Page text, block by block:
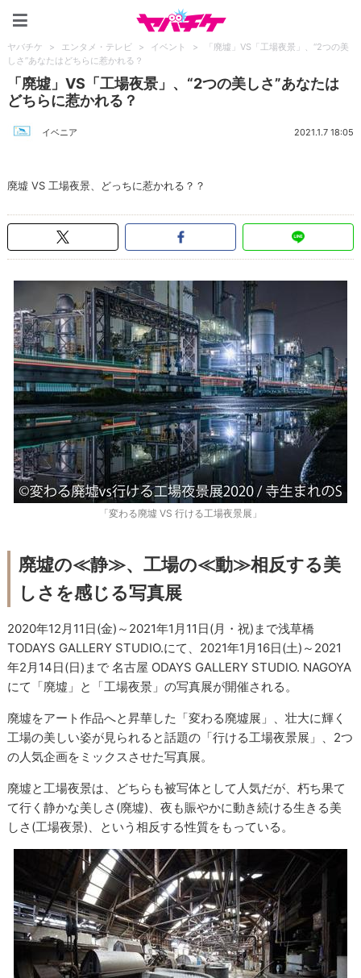
ヤバチケ > エンタメ・テレビ > イベント >
「廃墟」VS「工場夜景」、“2つの美
しさ”あなたはどちらに惹かれる？
「廃墟」VS「工場夜景」、“2つの美しさ”あなたは
どちらに惹かれる？
イベニア 2021.1.7 18:05
廃墟 VS 工場夜景、どっちに惹かれる？？
「変わる廃墟 VS 行ける工場夜景展」
廃墟の≪静≫、工場の≪動≫相反する美
しさを感じる写真展
2020年12月11日(金)～2021年1月11日(月・祝)まで浅草橋
TODAYS GALLERY STUDIO.にて、2021年1月16日(土)～2021
年2月14日(日)まで 名古屋 ODAYS GALLERY STUDIO. NAGOYA
にて「廃墟」と「工場夜景」の写真展が開催される。
廃墟をアート作品へと昇華した「変わる廃墟展」、壮大に輝く
工場の美しい姿が見られると話題の「行ける工場夜景展」、2つ
の人気企画をミックスさせた写真展。
廃墟と工場夜景は、どちらも被写体として人気だが、朽ち果て
て行く静かな美しさ(廃墟)、夜も賑やかに動き続ける生きる美
しさ(工場夜景)、という相反する性質をもっている。